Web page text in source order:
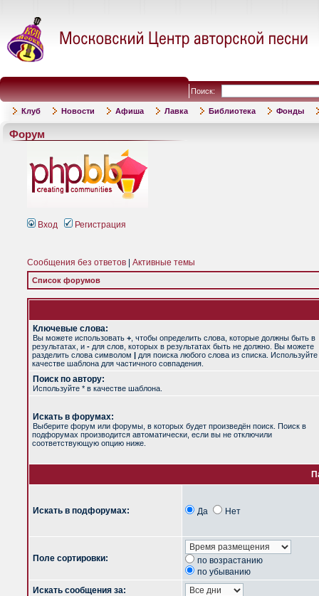
Поиск:
Клуб Новости Афиша Лавка Библиотека Фонды
Форум
Вход Регистрация
Сообщения без ответов Активные темы
Список форумов
Ключевые слова:
Вы можете использовать + , чтобы определить слова, которые должны быть в
результатах, и - для слов, которых в результатах быть не должно. Вы можете
разделить слова символом | для поиска любого слова из списка. Используйте
качестве шаблона для частичного совпадения.
Поиск по автору:
Используйте * в качестве шаблона.
Искать в форумах:
Выберите форум или форумы, в которых будет произведён поиск. Поиск в
подфорумах производится автоматически, если вы не отключили
соответствующую опцию ниже.
Искать в подфорумах: Да Нет
Поле сортировки:
по возрастанию
по убыванию
Искать сообщения за: